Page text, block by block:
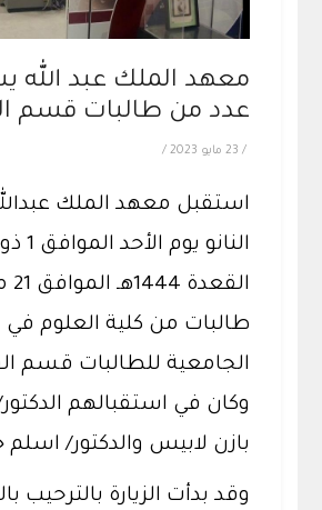
معهد الملك عبد الله
عدد من طالبات قسم
/ 23 مايو 2023 /
استقبل معهد الملك
النانو يوم الأحد الموافق 1 ذو
طالبات من كلية العلوم في
الجامعية للطالبات قسم
وكان في استقبالهم
بازن لابيس والدكتور/ اسلم
وقد بدأت الزيارة بالترحيب